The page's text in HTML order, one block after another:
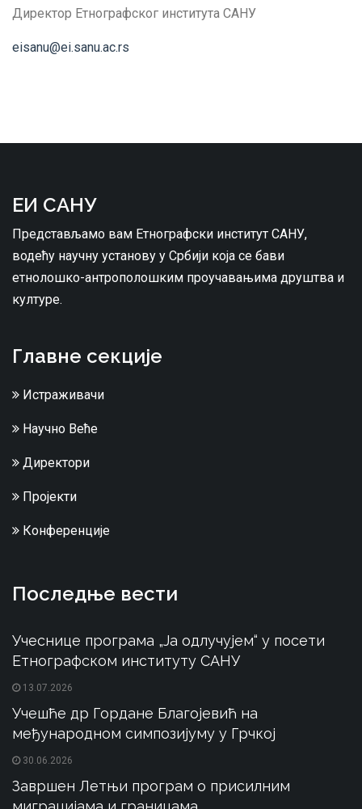
Директор Етнографског института САНУ
eisanu@ei.sanu.ac.rs
ЕИ САНУ
Представљамо вам Етнографски институт САНУ,
водећу научну установу у Србији која се бави
етнолошко-антрополошким проучавањима друштва и
културе.
Главне секције
Истраживачи
Научно Веће
Директори
Пројекти
Конференције
Последње вести
Учеснице програма „Ја одлучујем“ у посети
Етнографском институту САНУ
13.07.2026
Учешће др Гордане Благојевић на
међународном симпозијуму у Грчкој
30.06.2026
Завршен Летњи програм о присилним